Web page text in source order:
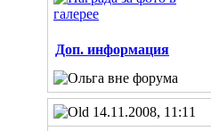
Доп. информация
14.11.2008, 11:11